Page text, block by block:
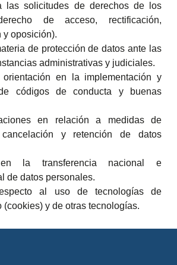
las solicitudes de derechos de los
de acceso, rectificación,
y oposición).
de protección de datos ante las
administrativas y judiciales.
en la implementación y
códigos de conducta y buenas
en relación a medidas de
cancelación y retención de datos
la transferencia nacional e
de datos personales.
al uso de tecnologías de
(cookies) y de otras tecnologías.